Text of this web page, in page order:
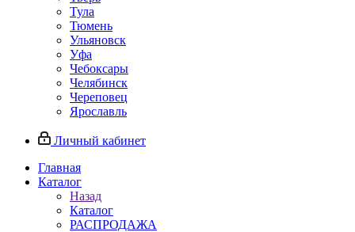
Тула
Тюмень
Ульяновск
Уфа
Чебоксары
Челябинск
Череповец
Ярославль
Личный кабинет
Главная
Каталог
Назад
Каталог
РАСПРОДАЖА